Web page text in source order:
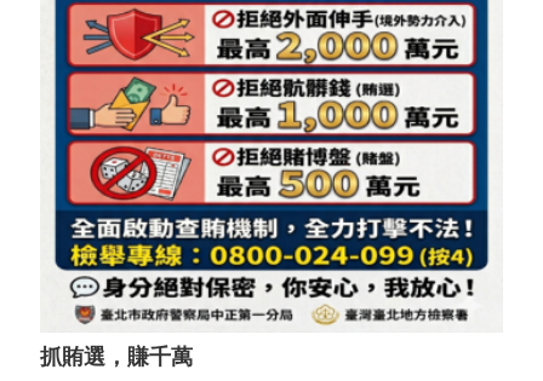
抓賄選，賺千萬